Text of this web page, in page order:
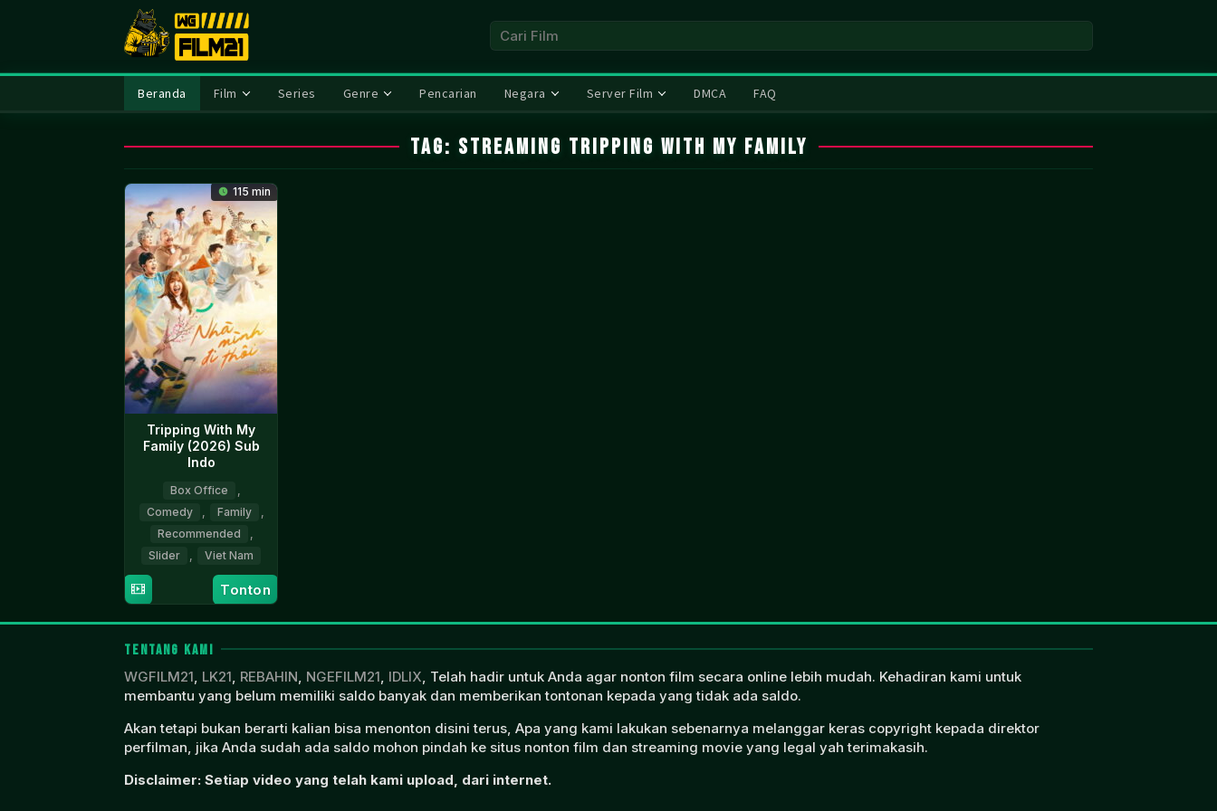
Beranda Film Series Genre Pencarian Negara Server Film DMCA FAQ
Tag: streaming Tripping With My Family
115 min
Tripping With My
Family (2026) Sub
Indo
Box Office
,
Comedy
, Family
,
Recommended
,
Slider
, Viet Nam
Feb
2026
Trần
Đình
Hiền
Tonton
TENTANG KAMI
WGFILM21, LK21, REBAHIN, NGEFILM21, IDLIX, Telah hadir untuk Anda agar nonton film secara online lebih mudah. Kehadiran kami untuk
membantu yang belum memiliki saldo banyak dan memberikan tontonan kepada yang tidak ada saldo.
Akan tetapi bukan berarti kalian bisa menonton disini terus, Apa yang kami lakukan sebenarnya melanggar keras copyright kepada direktor
perfilman, jika Anda sudah ada saldo mohon pindah ke situs nonton film dan streaming movie yang legal yah terimakasih.
Disclaimer: Setiap video yang telah kami upload, dari internet.